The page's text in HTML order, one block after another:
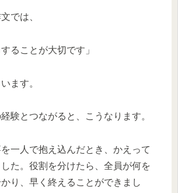
では、
ることが大切です」
ます。
験とつながると、こうなります。
を一人で抱え込んだとき、かえって
た。役割を分けたら、全員が何を
り、早く終えることができまし